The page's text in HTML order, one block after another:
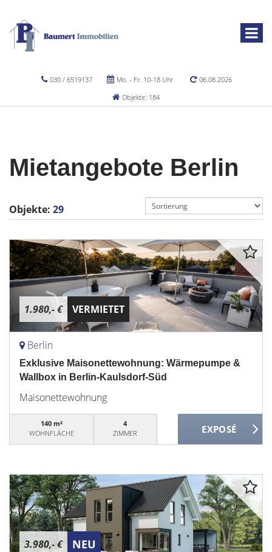
030 / 6519137 Mo. - Fr. 10-18 Uhr
06.08.2026
Objekte: 184
Mietangebote Berlin
Objekte: 29
1.980,- € VERMIETET
Berlin
Exklusive Maisonettewohnung: Wärmepumpe &
Wallbox in Berlin-Kaulsdorf-Süd
Maisonettewohnung
140 m²
WOHNFLÄCHE
4
ZIMMER
3.980,- € NEU